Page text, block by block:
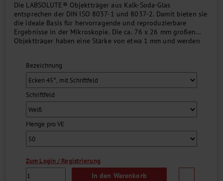
Die LABSOLUTE® Objektträger aus Kalk-Soda-Glas
entsprechen der DIN ISO 8037-1 und 8037-2. Damit bieten sie
die ideale Basis für hervorragende und reproduzierbare
Ergebnisse in der Mikroskopie. Die ca. 76 x 26 mm großen
Objektträger haben eine Stärke von etwa 1 mm und werden
Artikeln nur auf einer Seite....
Bezeichnung
Schriftfeld
Menge pro VE
Zum Login / Registrierung
In den Warenkorb